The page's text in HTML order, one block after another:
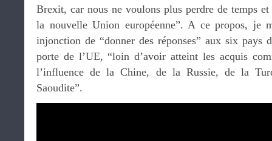
Brexit, car nous ne voulons plus perdre de temps et
la nouvelle Union européenne”. A ce propos, je
injonction de “donner des réponses” aux six pays
porte de l’UE, “loin d’avoir atteint les acquis
l’influence de la Chine, de la Russie, de la
Saoudite”.